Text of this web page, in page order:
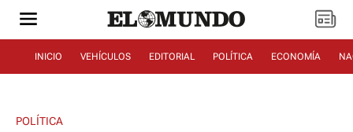
INICIO VEHÍCULOS EDITORIAL POLÍTICA ECONOMÍA
POLÍTICA